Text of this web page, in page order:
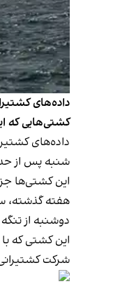
داده‌های
کشتی‌هایی که
داده‌های
شنبه پس از
این کشتی‌ها
دوشنبه از
این کشتی که با پرچم باهاما حرکت
شرکت